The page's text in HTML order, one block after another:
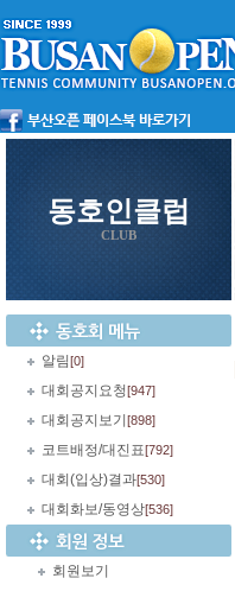
동호인클럽
CLUB
알림[0]
대회공지요청[947]
대회공지보기 [898]
코트배정/대진표[792]
대회(입상)결과[530]
대회화보/동영상[536]
회원보기